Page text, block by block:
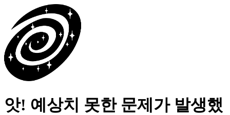
앗! 예상치 못한 문제가 발생했